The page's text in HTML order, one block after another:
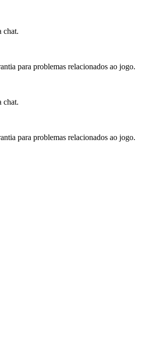
chat.
para problemas relacionados ao jogo.
chat.
para problemas relacionados ao jogo.